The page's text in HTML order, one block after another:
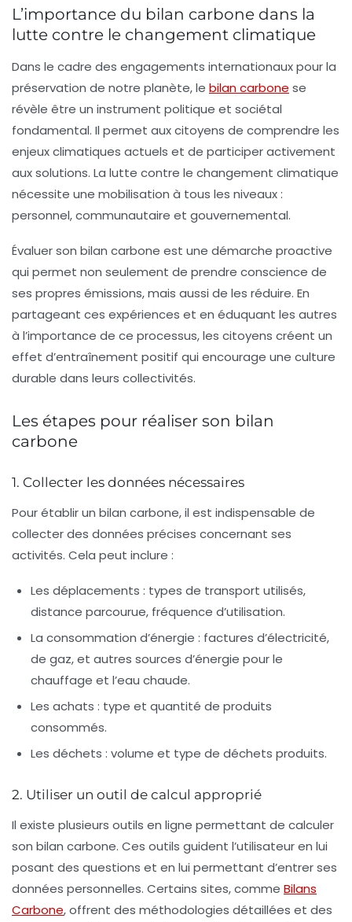
L’importance du bilan carbone dans la
lutte contre le changement climatique
Dans le cadre des engagements internationaux pour la
préservation de notre planète, le bilan carbone se
révèle être un instrument politique et sociétal
fondamental. Il permet aux citoyens de comprendre les
enjeux climatiques actuels et de participer activement
aux solutions. La lutte contre le changement climatique
nécessite une mobilisation à tous les niveaux :
personnel, communautaire et gouvernemental.
Évaluer son bilan carbone est une démarche proactive
qui permet non seulement de prendre conscience de
ses propres émissions, mais aussi de les réduire. En
partageant ces expériences et en éduquant les autres
à l’importance de ce processus, les citoyens créent un
effet d’entraînement positif qui encourage une culture
durable dans leurs collectivités.
Les étapes pour réaliser son bilan
carbone
1. Collecter les données nécessaires
Pour établir un bilan carbone, il est indispensable de
collecter des données précises concernant ses
activités. Cela peut inclure :
Les déplacements : types de transport utilisés,
distance parcourue, fréquence d’utilisation.
La consommation d’énergie : factures d’électricité,
de gaz, et autres sources d’énergie pour le
chauffage et l’eau chaude.
Les achats : type et quantité de produits
consommés.
Les déchets : volume et type de déchets produits.
2. Utiliser un outil de calcul approprié
Il existe plusieurs outils en ligne permettant de calculer
son bilan carbone. Ces outils guident l’utilisateur en lui
posant des questions et en lui permettant d’entrer ses
données personnelles. Certains sites, comme Bilans
Carbone, offrent des méthodologies détaillées et des